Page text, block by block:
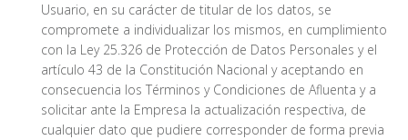
Usuario, en su carácter de titular de los datos, se
compromete a individualizar los mismos, en cumplimiento
con la Ley 25.326 de Protección de Datos Personales y el
artículo 43 de la Constitución Nacional y aceptando en
consecuencia los Términos y Condiciones de Afluenta y a
solicitar ante la Empresa la actualización respectiva, de
cualquier dato que pudiere corresponder de forma previa